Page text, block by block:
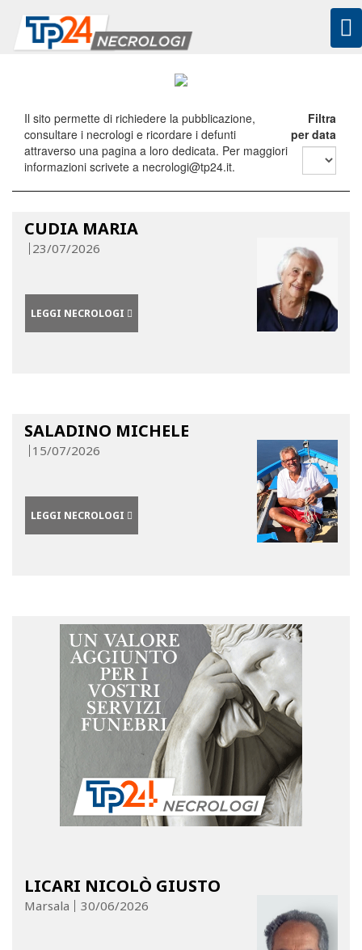
Il sito permette di richiedere la pubblicazione,
consultare i necrologi e ricordare i defunti
attraverso una pagina a loro dedicata. Per maggiori
informazioni scrivete a necrologi@tp24.it.
Filtra
per data
CUDIA MARIA
23/07/2026
LEGGI NECROLOGI
SALADINO MICHELE
15/07/2026
LEGGI NECROLOGI
LICARI NICOLÒ GIUSTO
Marsala 30/06/2026